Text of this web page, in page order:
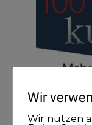
Wir
Wir nutzen